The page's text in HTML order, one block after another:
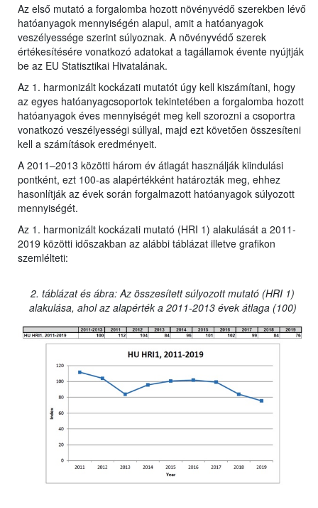
Az első mutató a forgalomba hozott növényvédő szerekben lévő
hatóanyagok mennyiségén alapul, amit a hatóanyagok
veszélyessége szerint súlyoznak. A növényvédő szerek
értékesítésére vonatkozó adatokat a tagállamok évente nyújtják
be az EU Statisztikai Hivatalának.
Az 1. harmonizált kockázati mutatót úgy kell kiszámítani, hogy
az egyes hatóanyagcsoportok tekintetében a forgalomba hozott
hatóanyagok éves mennyiségét meg kell szorozni a csoportra
vonatkozó veszélyességi súllyal, majd ezt követően összesíteni
kell a számítások eredményeit.
A 2011–2013 közötti három év átlagát használják kiindulási
pontként, ezt 100-as alapértékként határozták meg, ehhez
hasonlítják az évek során forgalmazott hatóanyagok súlyozott
mennyiségét.
Az 1. harmonizált kockázati mutató (HRI 1) alakulását a 2011-
2019 közötti időszakban az alábbi táblázat illetve grafikon
szemlélteti:
2. táblázat és ábra: Az összesített súlyozott mutató (HRI 1)
alakulása, ahol az alapérték a 2011-2013 évek átlaga (100)